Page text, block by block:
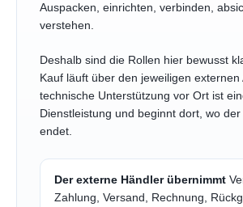
Auspacken, einrichten, verbinden,
verstehen.
Deshalb sind die Rollen hier bewusst
Kauf läuft über den jeweiligen externen
technische Unterstützung vor Ort ist
Dienstleistung und beginnt dort, wo
endet.
Der externe Händler übernimmt
Zahlung, Versand, Rechnung,